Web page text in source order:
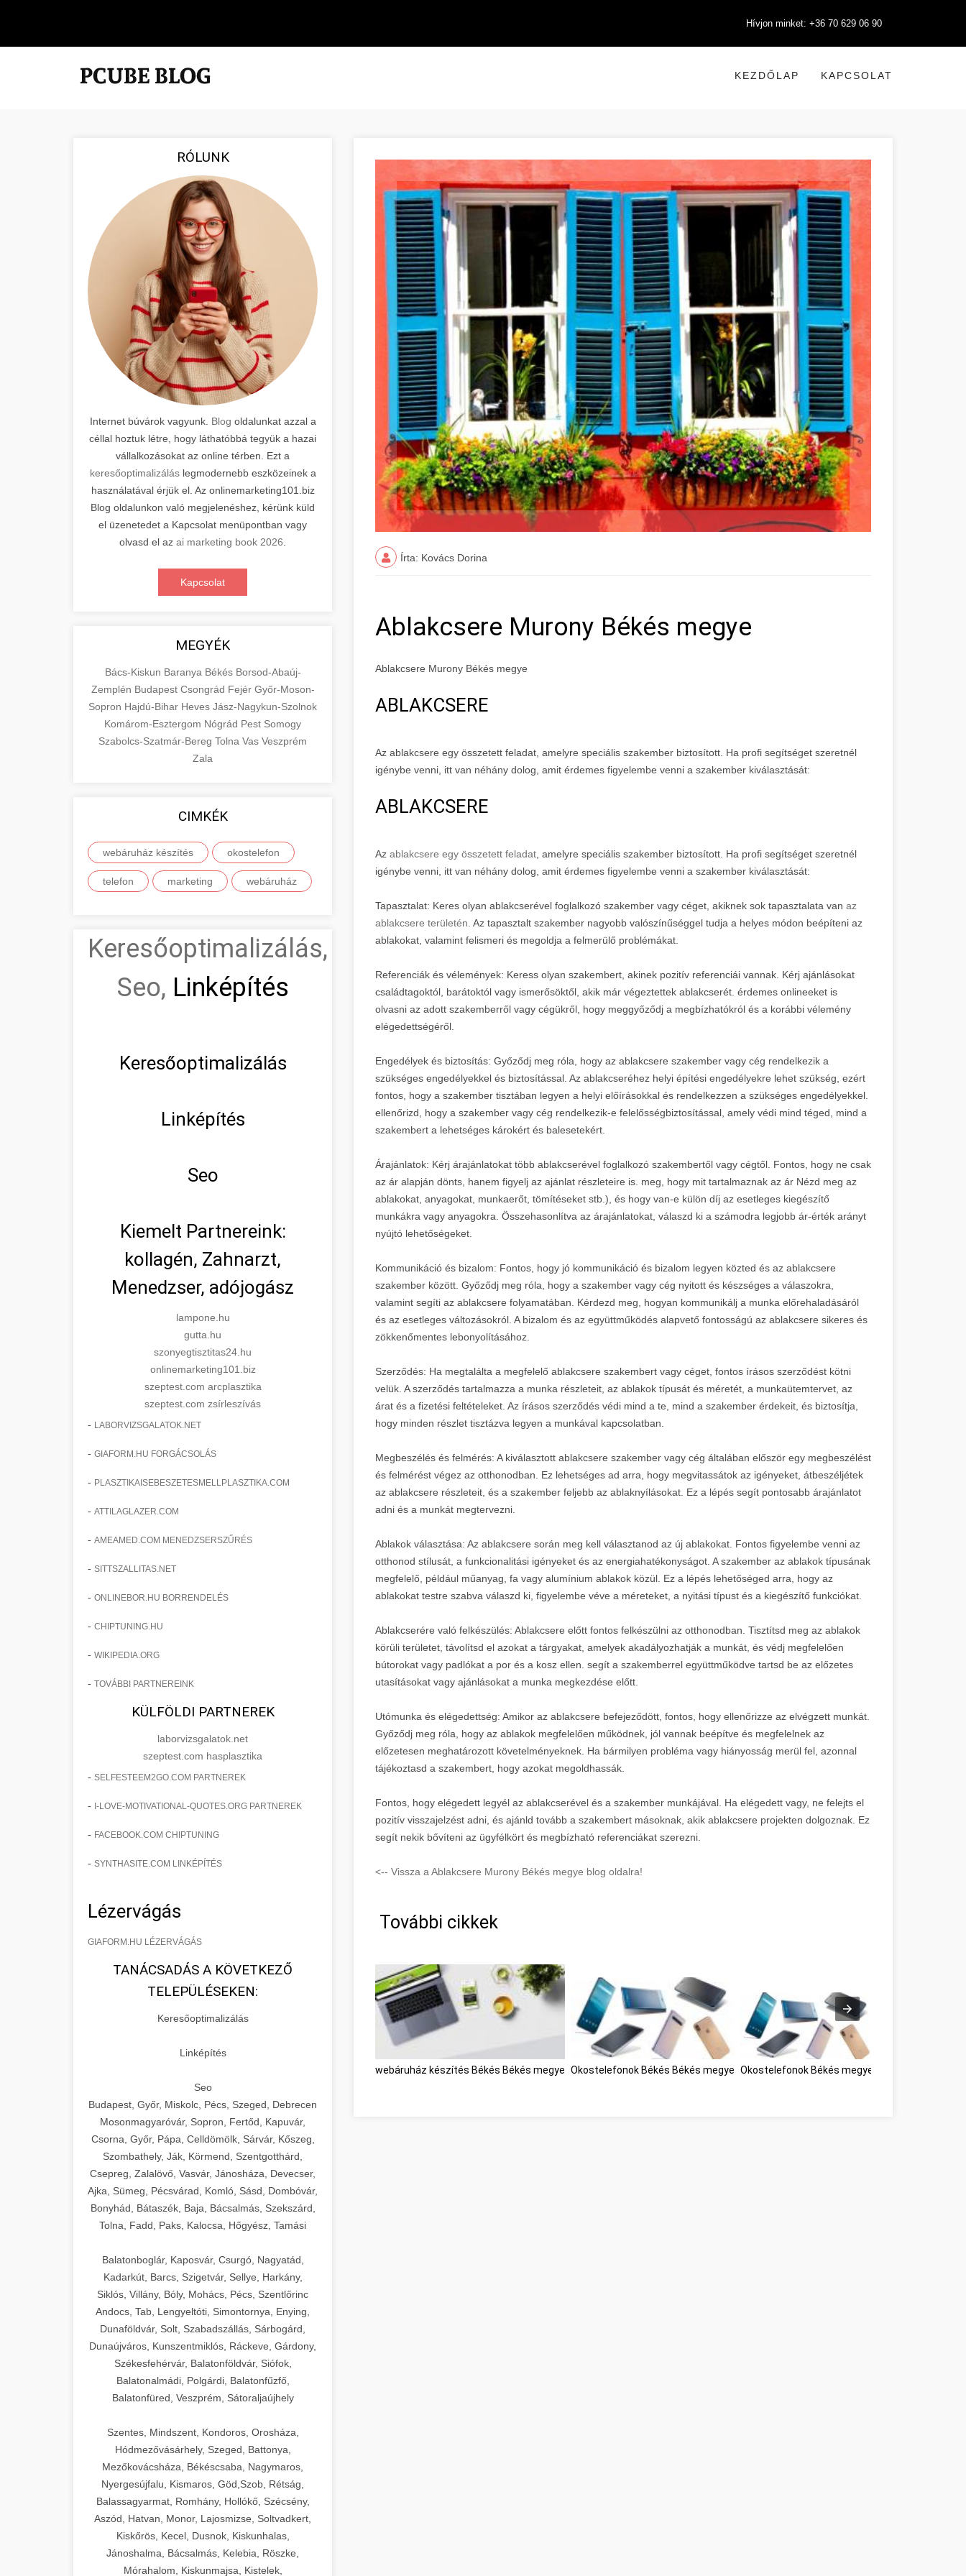
Hívjon minket: +36 70 629 06 90
KEZDŐLAP KAPCSOLAT
RÓLUNK
Internet búvárok vagyunk. Blog oldalunkat azzal a
céllal hoztuk létre, hogy láthatóbbá tegyük a hazai
vállalkozásokat az online térben. Ezt a
keresőoptimalizáláslegmodernebb eszközeinek a
használatával érjük el. Az onlinemarketing101.biz
Blog oldalunkon való megjelenéshez, kérünk küld
el üzenetedet a Kapcsolat menüpontban vagy
olvasd el az ai marketing book 2026
Kapcsolat
MEGYÉK
Bács-Kiskun Baranya Békés Borsod-Abaúj-
Zemplén Budapest Csongrád Fejér Győr-Moson-
Sopron Hajdú-Bihar Heves Jász-Nagykun-Szolnok
Komárom-Esztergom Nógrád Pest Somogy
Szabolcs-Szatmár-Bereg Tolna Vas Veszprém
Zala
CIMKÉK
webáruház készítés okostelefon
telefon marketing webáruház
Keresőoptimalizálás,
Seo, Linképítés
Keresőoptimalizálás
Linképítés
Seo
Kiemelt Partnereink:
kollagén, Zahnarzt,
Menedzser, adójogász
lampone.hu
gutta.hu
szonyegtisztitas24.hu
onlinemarketing101.biz
szeptest.com arcplasztika
szeptest.com zsírleszívás
- LABORVIZSGALATOK.NET
- GIAFORM.HU FORGÁCSOLÁS
- PLASZTIKAISEBESZETESMELLPLASZTIKA.COM
- ATTILAGLAZER.COM
- AMEAMED.COM MENEDZSERSZŰRÉS
- SITTSZALLITAS.NET
- ONLINEBOR.HU BORRENDELÉS
- CHIPTUNING.HU
- WIKIPEDIA.ORG
- TOVÁBBI PARTNEREINK
KÜLFÖLDI PARTNEREK
laborvizsgalatok.net
szeptest.com hasplasztika
- SELFESTEEM2GO.COM PARTNEREK
- I-LOVE-MOTIVATIONAL-QUOTES.ORG PARTNEREK
- FACEBOOK.COM CHIPTUNING
- SYNTHASITE.COM LINKÉPÍTÉS
Lézervágás
GIAFORM.HU LÉZERVÁGÁS
TANÁCSADÁS A KÖVETKEZŐ
TELEPÜLÉSEKEN:
Keresőoptimalizálás
Linképítés
Seo
Budapest, Győr, Miskolc, Pécs, Szeged, Debrecen
Mosonmagyaróvár, Sopron, Fertőd, Kapuvár,
Csorna, Győr, Pápa, Celldömölk, Sárvár, Kőszeg,
Szombathely, Ják, Körmend, Szentgotthárd,
Csepreg, Zalalövő, Vasvár, Jánosháza, Devecser,
Ajka, Sümeg, Pécsvárad, Komló, Sásd, Dombóvár,
Bonyhád, Bátaszék, Baja, Bácsalmás, Szekszárd,
Tolna, Fadd, Paks, Kalocsa, Hőgyész, Tamási
Balatonboglár, Kaposvár, Csurgó, Nagyatád,
Kadarkút, Barcs, Szigetvár, Sellye, Harkány,
Siklós, Villány, Bóly, Mohács, Pécs, Szentlőrinc
Andocs, Tab, Lengyeltóti, Simontornya, Enying,
Dunaföldvár, Solt, Szabadszállás, Sárbogárd,
Dunaújváros, Kunszentmiklós, Ráckeve, Gárdony,
Székesfehérvár, Balatonföldvár, Siófok,
Balatonalmádi, Polgárdi, Balatonfűzfő,
Balatonfüred, Veszprém, Sátoraljaújhely
Szentes, Mindszent, Kondoros, Orosháza,
Hódmezővásárhely, Szeged, Battonya,
Mezőkovácsháza, Békéscsaba, Nagymaros,
Nyergesújfalu, Kismaros, Göd,Szob, Rétság,
Balassagyarmat, Romhány, Hollókő, Szécsény,
Aszód, Hatvan, Monor, Lajosmizse, Soltvadkert,
Kiskőrös, Kecel, Dusnok, Kiskunhalas,
Jánoshalma, Bácsalmás, Kelebia, Röszke,
Mórahalom, Kiskunmajsa, Kistelek,
Írta: Kovács Dorina
Ablakcsere Murony Békés megye
Ablakcsere Murony Békés megye
ABLAKCSERE
Az ablakcsere egy összetett feladat, amelyre speciális szakember biztosított. Ha profi segítséget szeretnél
igénybe venni, itt van néhány dolog, amit érdemes figyelembe venni a szakember kiválasztását:
ABLAKCSERE
Az ablakcsere egy összetett feladat , amelyre speciális szakember biztosított. Ha profi segítséget szeretnél
igénybe venni, itt van néhány dolog, amit érdemes figyelembe venni a szakember kiválasztását:
Tapasztalat: Keres olyan ablakcserével foglalkozó szakember vagy céget, akiknek sok tapasztalata van az
ablakcsere területén. Az tapasztalt szakember nagyobb valószínűséggel tudja a helyes módon beépíteni az
ablakokat, valamint felismeri és megoldja a felmerülő problémákat.
Referenciák és vélemények: Keress olyan szakembert, akinek pozitív referenciái vannak. Kérj ajánlásokat
családtagoktól, barátoktól vagy ismerősöktől, akik már végeztettek ablakcserét. érdemes onlineeket is
olvasni az adott szakemberről vagy cégükről, hogy meggyőződj a megbízhatókról és a korábbi vélemény
elégedettségéről.
Engedélyek és biztosítás: Győződj meg róla, hogy az ablakcsere szakember vagy cég rendelkezik a
szükséges engedélyekkel és biztosítással. Az ablakcseréhez helyi építési engedélyekre lehet szükség, ezért
fontos, hogy a szakember tisztában legyen a helyi előírásokkal és rendelkezzen a szükséges engedélyekkel.
ellenőrizd, hogy a szakember vagy cég rendelkezik-e felelősségbiztosítással, amely védi mind téged, mind a
szakembert a lehetséges károkért és balesetekért.
Árajánlatok: Kérj árajánlatokat több ablakcserével foglalkozó szakembertől vagy cégtől. Fontos, hogy ne csak
az ár alapján dönts, hanem figyelj az ajánlat részleteire is. meg, hogy mit tartalmaznak az ár Nézd meg az
ablakokat, anyagokat, munkaerőt, tömítéseket stb.), és hogy van-e külön díj az esetleges kiegészítő
munkákra vagy anyagokra. Összehasonlítva az árajánlatokat, válaszd ki a számodra legjobb ár-érték arányt
nyújtó lehetőségeket.
Kommunikáció és bizalom: Fontos, hogy jó kommunikáció és bizalom legyen közted és az ablakcsere
szakember között. Győződj meg róla, hogy a szakember vagy cég nyitott és készséges a válaszokra,
valamint segíti az ablakcsere folyamatában. Kérdezd meg, hogyan kommunikálj a munka előrehaladásáról
és az esetleges változásokról. A bizalom és az együttműködés alapvető fontosságú az ablakcsere sikeres és
zökkenőmentes lebonyolításához.
Szerződés: Ha megtalálta a megfelelő ablakcsere szakembert vagy céget, fontos írásos szerződést kötni
velük. A szerződés tartalmazza a munka részleteit, az ablakok típusát és méretét, a munkaütemtervet, az
árat és a fizetési feltételeket. Az írásos szerződés védi mind a te, mind a szakember érdekeit, és biztosítja,
hogy minden részlet tisztázva legyen a munkával kapcsolatban.
Megbeszélés és felmérés: A kiválasztott ablakcsere szakember vagy cég általában először egy megbeszélést
és felmérést végez az otthonodban. Ez lehetséges ad arra, hogy megvitassátok az igényeket, átbeszéljétek
az ablakcsere részleteit, és a szakember feljebb az ablaknyílásokat. Ez a lépés segít pontosabb árajánlatot
adni és a munkát megtervezni.
Ablakok választása: Az ablakcsere során meg kell választanod az új ablakokat. Fontos figyelembe venni az
otthonod stílusát, a funkcionalitási igényeket és az energiahatékonyságot. A szakember az ablakok típusának
megfelelő, például műanyag, fa vagy alumínium ablakok közül. Ez a lépés lehetőséged arra, hogy az
ablakokat testre szabva válaszd ki, figyelembe véve a méreteket, a nyitási típust és a kiegészítő funkciókat.
Ablakcserére való felkészülés: Ablakcsere előtt fontos felkészülni az otthonodban. Tisztítsd meg az ablakok
körüli területet, távolítsd el azokat a tárgyakat, amelyek akadályozhatják a munkát, és védj megfelelően
bútorokat vagy padlókat a por és a kosz ellen. segít a szakemberrel együttműködve tartsd be az előzetes
utasításokat vagy ajánlásokat a munka megkezdése előtt.
Utómunka és elégedettség: Amikor az ablakcsere befejeződött, fontos, hogy ellenőrizze az elvégzett munkát.
Győződj meg róla, hogy az ablakok megfelelően működnek, jól vannak beépítve és megfelelnek az
előzetesen meghatározott követelményeknek. Ha bármilyen probléma vagy hiányosság merül fel, azonnal
tájékoztasd a szakembert, hogy azokat megoldhassák.
Fontos, hogy elégedett legyél az ablakcserével és a szakember munkájával. Ha elégedett vagy, ne felejts el
pozitív visszajelzést adni, és ajánld tovább a szakembert másoknak, akik ablakcsere projekten dolgoznak. Ez
segít nekik bővíteni az ügyfélkört és megbízható referenciákat szerezni.
<-- Vissza a Ablakcsere Murony Békés megye blog oldalra!
További cikkek
webáruház készítés Békés Békés megye Okostelefonok Békés Békés megye Okostelefonok Békés megye